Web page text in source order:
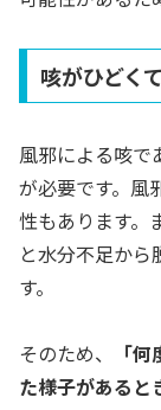
咳がひどく
風邪による咳で
が必要です。風
性もあります。
と水分不足か
す。
そのため、
「
た様子があると